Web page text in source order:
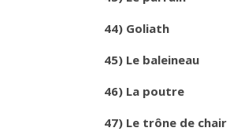
44) Goliath
45) Le baleineau
46) La poutre
47) Le trône de chair